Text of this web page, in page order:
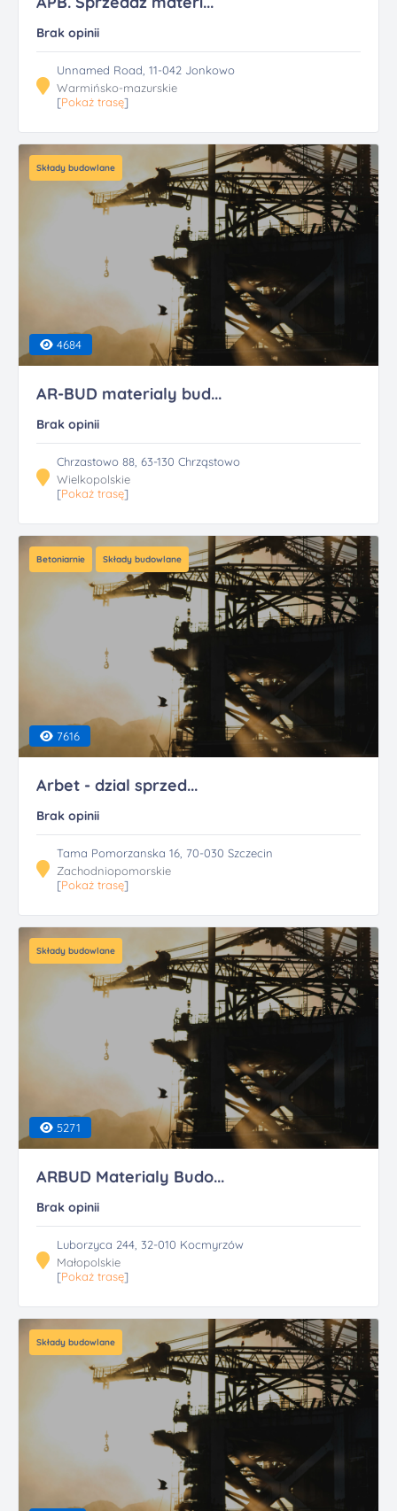
Brak opinii
Unnamed Road, 11-042 Jonkowo
Warmińsko-mazurskie
[Pokaż trasę]
Składy budowlane
4684
AR-BUD materialy bud...
Brak opinii
Chrzastowo 88, 63-130 Chrząstowo
Wielkopolskie
[Pokaż trasę]
Betoniarnie Składy budowlane
7616
Arbet - dzial sprzed...
Brak opinii
Tama Pomorzanska 16, 70-030 Szczecin
Zachodniopomorskie
[Pokaż trasę]
Składy budowlane
5271
ARBUD Materialy Budo...
Brak opinii
Luborzyca 244, 32-010 Kocmyrzów
Małopolskie
[Pokaż trasę]
Składy budowlane